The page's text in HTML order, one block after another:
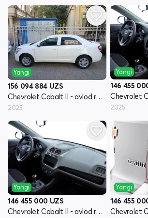
Yangi
156 094 884 UZS
Chevrolet Cobalt II - avlod restyling
2025
Yangi
146 455
2025
Yangi
146 455 000 UZS
Chevrolet Cobalt II - avlod restyling
Yangi
146 455